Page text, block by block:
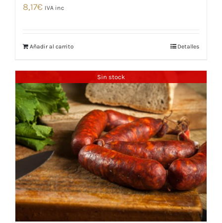
8,17€ IVA inc
Añadir al carrito Detalles
Sin stock